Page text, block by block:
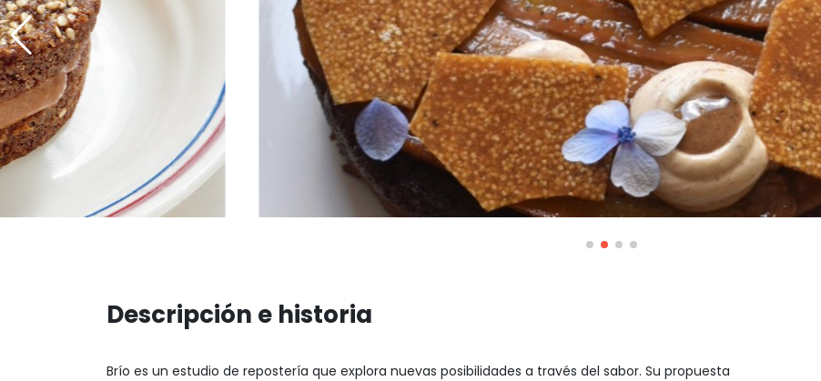
Descripción e historia
Brío es un estudio de repostería que explora nuevas posibilidades a través del sabor. Su propuesta